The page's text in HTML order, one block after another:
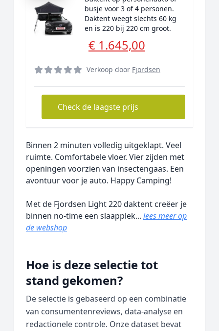
busje voor 3 of 4 personen.
Daktent weegt slechts 60 kg
en is 220 bij 220 cm groot.
€ 1.645,00
Verkoop door Fjordsen
Check de laagste prijs
Binnen 2 minuten volledig uitgeklapt. Veel
ruimte. Comfortabele vloer. Vier zijden met
openingen voorzien van insectengaas. Een
avontuur voor je auto. Happy Camping!
Met de Fjordsen Light 220 daktent creëer je
binnen no-time een slaapplek... lees meer op
de webshop
Hoe is deze selectie tot
stand gekomen?
De selectie is gebaseerd op een combinatie
van consumentenreviews, data‑analyse en
redactionele controle. Onze dataset bevat